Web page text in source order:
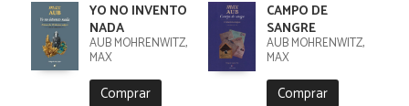
YO NO INVENTO
NADA
AUB MOHRENWITZ,
MAX
Comprar
CAMPO DE
SANGRE
AUB MOHRENWITZ,
MAX
Comprar